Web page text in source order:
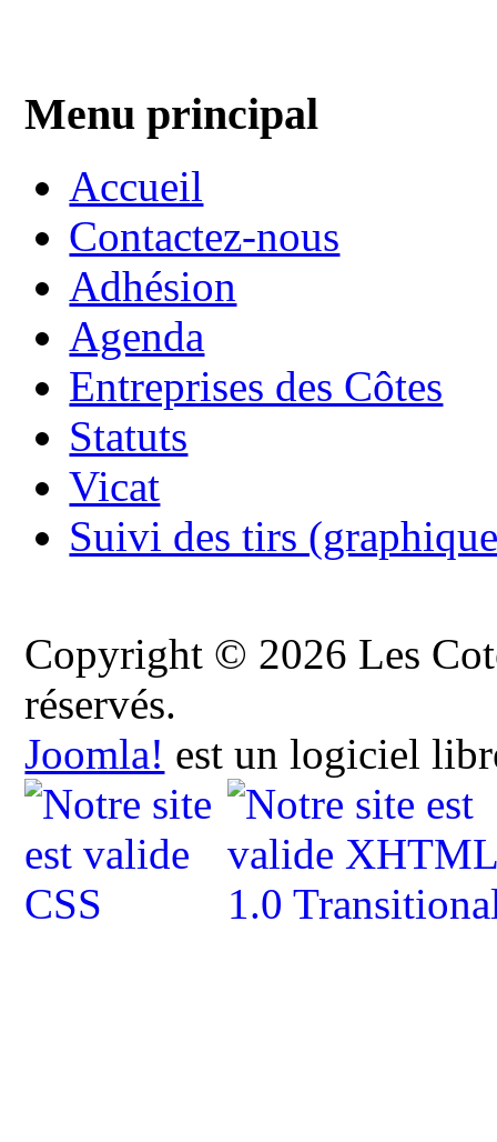
Menu principal
Accueil
Contactez-nous
Adhésion
Agenda
Entreprises des Côtes
Statuts
Vicat
Suivi des tirs
Copyright © 2026 Les
réservés.
Joomla! est un logiciel